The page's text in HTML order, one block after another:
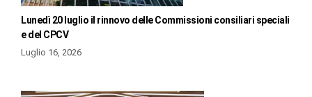
Lunedì 20 luglio il rinnovo delle Commissioni consiliari speciali
e del CPCV
Luglio 16, 2026